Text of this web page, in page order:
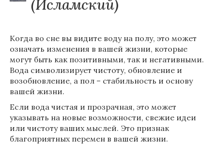
(Исламский)
Когда во сне вы видите воду на полу, это может
означать изменения в вашей жизни, которые
могут быть как позитивными, так и негативными.
Вода символизирует чистоту, обновление и
возобновление, а пол – стабильность и основу
вашей жизни.
Если вода чистая и прозрачная, это может
указывать на новые возможности, свежие идеи
или чистоту ваших мыслей. Это признак
благоприятных перемен в вашей жизни.